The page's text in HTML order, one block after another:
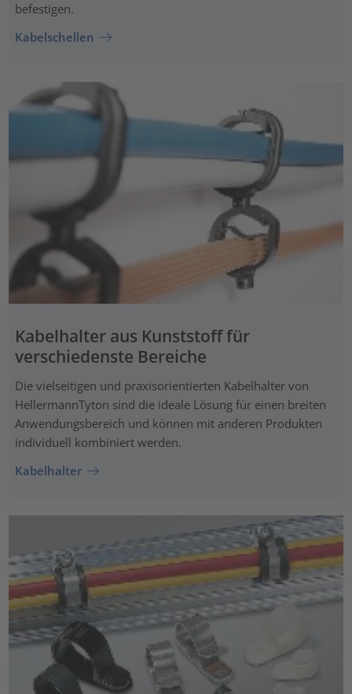
befestigen.
Kabelschellen
Kabelhalter aus Kunststoff für
verschiedenste Bereiche
Die vielseitigen und praxisorientierten Kabelhalter von
HellermannTyton sind die ideale Lösung für einen breiten
Anwendungsbereich und können mit anderen Produkten
individuell kombiniert werden.
Kabelhalter